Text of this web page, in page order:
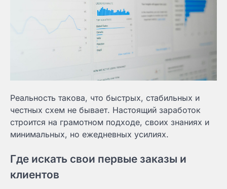
Реальность такова, что быстрых, стабильных и
честных схем не бывает. Настоящий заработок
строится на грамотном подходе, своих знаниях и
минимальных, но ежедневных усилиях.
Где искать свои первые заказы и
клиентов